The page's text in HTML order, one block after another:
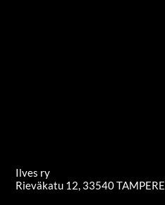
Ilves ry
Rieväkatu 12, 33540 TAMPERE